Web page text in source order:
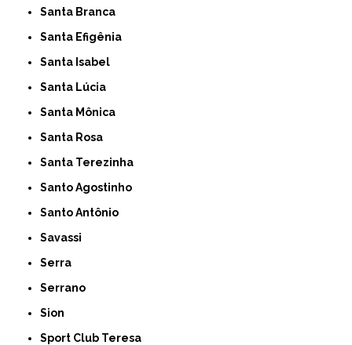
Santa Branca
Santa Efigênia
Santa Isabel
Santa Lúcia
Santa Mônica
Santa Rosa
Santa Terezinha
Santo Agostinho
Santo Antônio
Savassi
Serra
Serrano
Sion
Sport Club Teresa